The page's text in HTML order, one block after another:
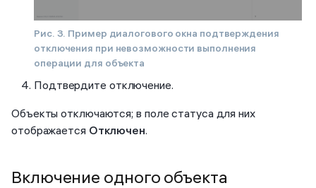
Рис. 3. Пример диалогового окна подтверждения
отключения при невозможности выполнения
операции для объекта
Подтвердите отключение.
Объекты отключаются; в поле статуса для них
отображается Отключен.
Включение одного объекта